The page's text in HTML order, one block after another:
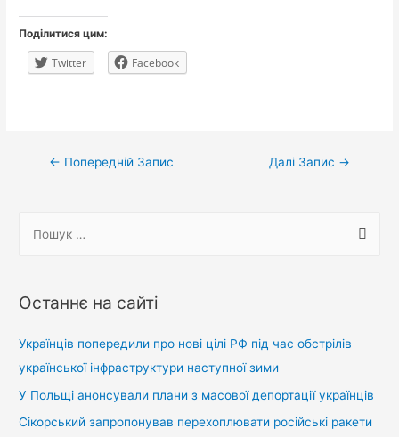
Поділитися цим:
Twitter Facebook
Навігація
← Попередній Запис Далі Запис →
у
:
Останнє на сайті
Українців попередили про нові цілі РФ під час обстрілів
української інфраструктури наступної зими
У Польщі анонсували плани з масової депортації українців
Сікорський запропонував перехоплювати російські ракети